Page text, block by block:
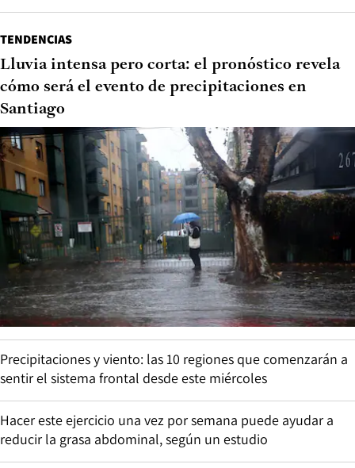
TENDENCIAS
Lluvia intensa pero corta: el pronóstico revela
cómo será el evento de precipitaciones en
Santiago
Precipitaciones y viento: las 10 regiones que comenzarán a
sentir el sistema frontal desde este miércoles
Hacer este ejercicio una vez por semana puede ayudar a
reducir la grasa abdominal, según un estudio